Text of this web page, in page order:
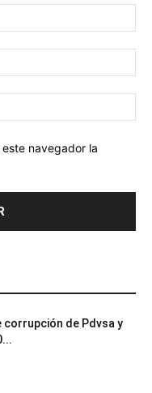
navegador la
corrupción de Pdvsa y